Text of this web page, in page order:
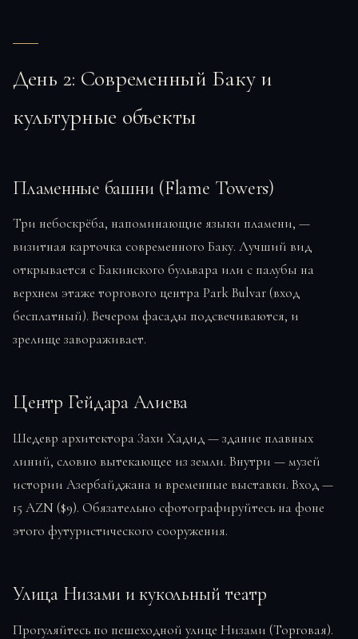
День 2: Современный Баку и
культурные объекты
Пламенные башни (Flame Towers)
Три небоскрёба, напоминающие языки пламени, —
визитная карточка современного Баку. Лучший вид
открывается с Бакинского бульвара или с палубы на
верхнем этаже торгового центра Park Bulvar (вход
бесплатный). Вечером фасады подсвечиваются, и
зрелище завораживает.
Центр Гейдара Алиева
Шедевр архитектора Захи Хадид — здание плавных
линий, словно вытекающее из земли. Внутри — музей
истории Азербайджана и временные выставки. Вход —
15 AZN ($9). Обязательно сфотографируйтесь на фоне
этого футуристического сооружения.
Улица Низами и кукольный театр
Прогуляйтесь по пешеходной улице Низами (Торговая).